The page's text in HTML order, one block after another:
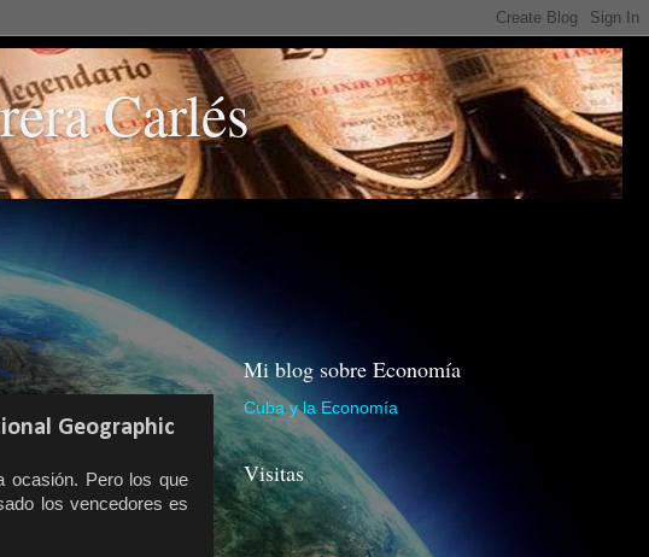
Carlés
Geographic
ocasión. Pero los que
los vencedores es
Mi blog sobre Economía
Cuba y la Economía
Visitas